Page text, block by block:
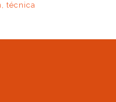
técnica